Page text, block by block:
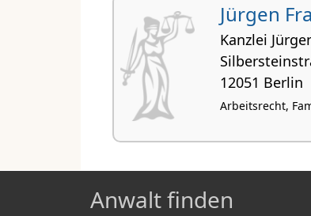
Jürgen
Kanzlei
12051 Berlin
Arbeitsrecht,
Anwalt finden